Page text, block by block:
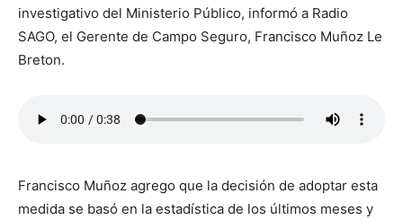
investigativo del Ministerio Público, informó a Radio
SAGO, el Gerente de Campo Seguro, Francisco Muñoz Le
Breton.
Francisco Muñoz agrego que la decisión de adoptar esta
medida se basó en la estadística de los últimos meses y